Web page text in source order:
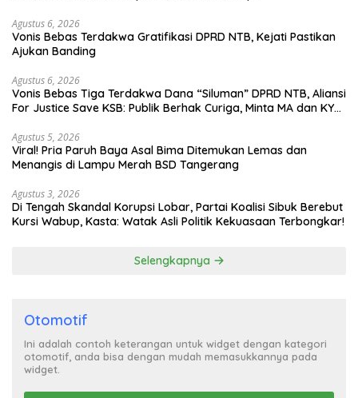
Agustus 6, 2026
Vonis Bebas Terdakwa Gratifikasi DPRD NTB, Kejati Pastikan
Ajukan Banding
Agustus 6, 2026
Vonis Bebas Tiga Terdakwa Dana “Siluman” DPRD NTB, Aliansi
For Justice Save KSB: Publik Berhak Curiga, Minta MA dan KY
Agustus 5, 2026
Viral! Pria Paruh Baya Asal Bima Ditemukan Lemas dan
Menangis di Lampu Merah BSD Tangerang
Agustus 3, 2026
Di Tengah Skandal Korupsi Lobar, Partai Koalisi Sibuk Berebut
Kursi Wabup, Kasta: Watak Asli Politik Kekuasaan Terbongkar!
Selengkapnya
Otomotif
Ini adalah contoh keterangan untuk widget dengan kategori
otomotif, anda bisa dengan mudah memasukkannya pada
widget.